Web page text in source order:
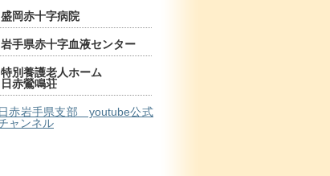
盛岡赤十字病院
岩手県赤十字血液センター
特別養護老人ホーム
日赤鶯鳴荘